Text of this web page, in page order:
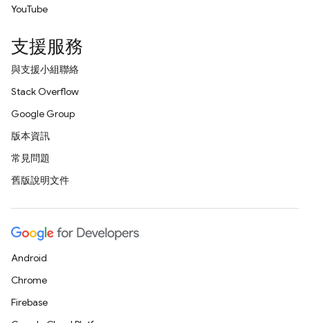
YouTube
支援服務
與支援小組聯絡
Stack Overflow
Google Group
版本資訊
常見問題
舊版說明文件
Android
Chrome
Firebase